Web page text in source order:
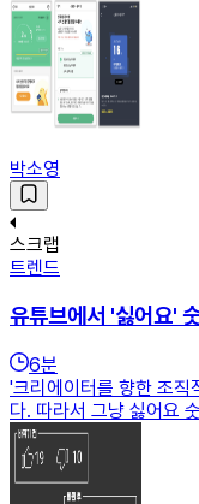
박소영
스크랩
트렌드
유튜브에서 '싫어요'
6분
'크리에이터를 향한 조직
다. 따라서 그냥 싫어요